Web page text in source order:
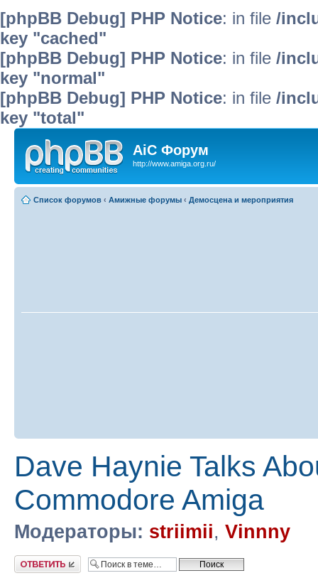
[phpBB Debug] PHP Notice: in file /
key "cached"
[phpBB Debug] PHP Notice: in file /
key "normal"
[phpBB Debug] PHP Notice: in file /
key "total"
AiC Форум
http://www.amiga.org.ru/
Список форумов ‹ Амижные форумы ‹ Демосцена и мероприятия
Dave Haynie Talks
Commodore Amiga
Модераторы: striimii, Vinnny
Ответить